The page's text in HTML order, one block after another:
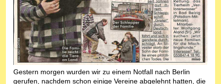
Gestern morgen wurden wir zu einem Notfall nach Berlin
gerufen, nachdem schon einige Vereine abgelehnt hatten, die